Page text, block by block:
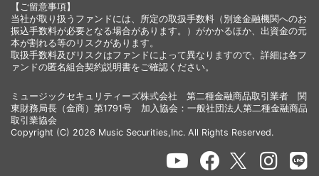
【ご留意事項】
当社が取り扱うファンドには、所定の取扱手数料（別途金融機関へのお
振込手数料が必要となる場合があります。）がかかるほか、出資金の元
本が割れる等のリスクがあります。
取扱手数料及びリスクはファンドによって異なりますので、詳細は各フ
ァンドの匿名組合契約説明書をご確認ください。
ミュージックセキュリティーズ株式会社 第二種金融商品取引業者 関
東財務局長（金商）第1791号 加入協会：一般社団法人第二種金融商品
取引業協会
Copyright (C) 2026 Music Securities,Inc. All Rights Reserved.